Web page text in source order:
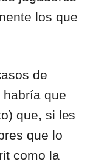
los que
de
habría que
que, si les
que lo
como la